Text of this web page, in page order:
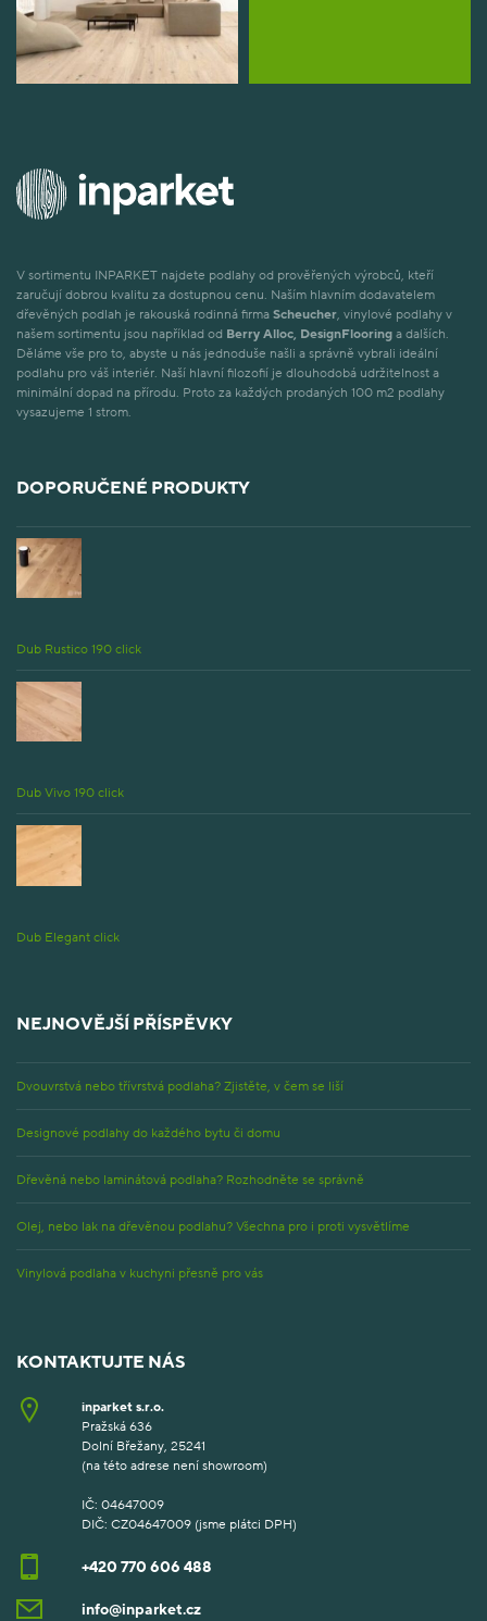
V sortimentu INPARKET najdete podlahy od prověřených výrobců, kteří
zaručují dobrou kvalitu za dostupnou cenu. Naším hlavním dodavatelem
dřevěných podlah je rakouská rodinná firma Scheucher , vinylové podlahy v
našem sortimentu jsou například od Berry Alloc, DesignFlooring a dalších.
Děláme vše pro to, abyste u nás jednoduše našli a správně vybrali ideální
podlahu pro váš interiér. Naší hlavní filozofií je dlouhodobá udržitelnost a
minimální dopad na přírodu. Proto za každých prodaných 100 m2 podlahy
vysazujeme 1 strom.
DOPORUČENÉ PRODUKTY
Dub Rustico 190 click
Dub Vivo 190 click
Dub Elegant click
NEJNOVĚJŠÍ PŘÍSPĚVKY
Dvouvrstvá nebo třívrstvá podlaha? Zjistěte, v čem se liší
Designové podlahy do každého bytu či domu
Dřevěná nebo laminátová podlaha? Rozhodněte se správně
Olej, nebo lak na dřevěnou podlahu? Všechna pro i proti vysvětlíme
Vinylová podlaha v kuchyni přesně pro vás
KONTAKTUJTE NÁS
inparket s.r.o.
Pražská 636
Dolní Břežany, 25241
(na této adrese není showroom)
IČ: 04647009
DIČ: CZ04647009 (jsme plátci DPH)
+420 770 606 488
info@inparket.cz